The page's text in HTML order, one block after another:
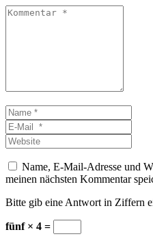
Kommentar
Name
*E-
Mail
*
Website
Name, E-Mail-Adresse und
meinen nächsten Kommentar
Bitte gib eine Antwort in Ziffern
fünf × 4 =